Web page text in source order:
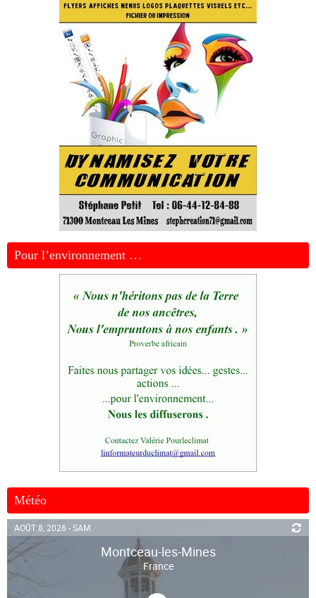
Pour l’environnement …
Météo
AOÛT 8, 2026 - SAM.
Montceau-les-Mines
France